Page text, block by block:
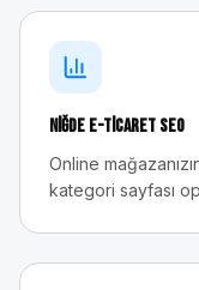
Niğde E-Ticaret SEO
Online
kategori sayfası